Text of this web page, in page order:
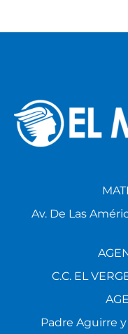
Av. De Las
C.C. EL
Padre Aguirre